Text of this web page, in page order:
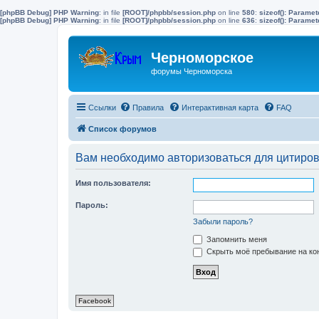
[phpBB Debug] PHP Warning: in file [ROOT]/phpbb/session.php on line 580: sizeof():
[phpBB Debug] PHP Warning: in file [ROOT]/phpbb/session.php on line 636: sizeof():
Черноморское
форумы Черноморска
Ссылки Правила Интерактивная карта FAQ
Список форумов
Вам необходимо авторизоваться для
Имя пользователя:
Пароль:
Забыли пароль?
Запомнить меня
Скрыть моё пребывание на
Facebook